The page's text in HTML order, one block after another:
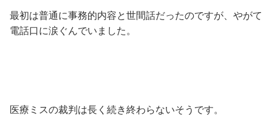
最初は普通に事務的内容と世間話だったのですが、やがて
電話口に涙ぐんでいました。
医療ミスの裁判は長く続き終わらないそうです。